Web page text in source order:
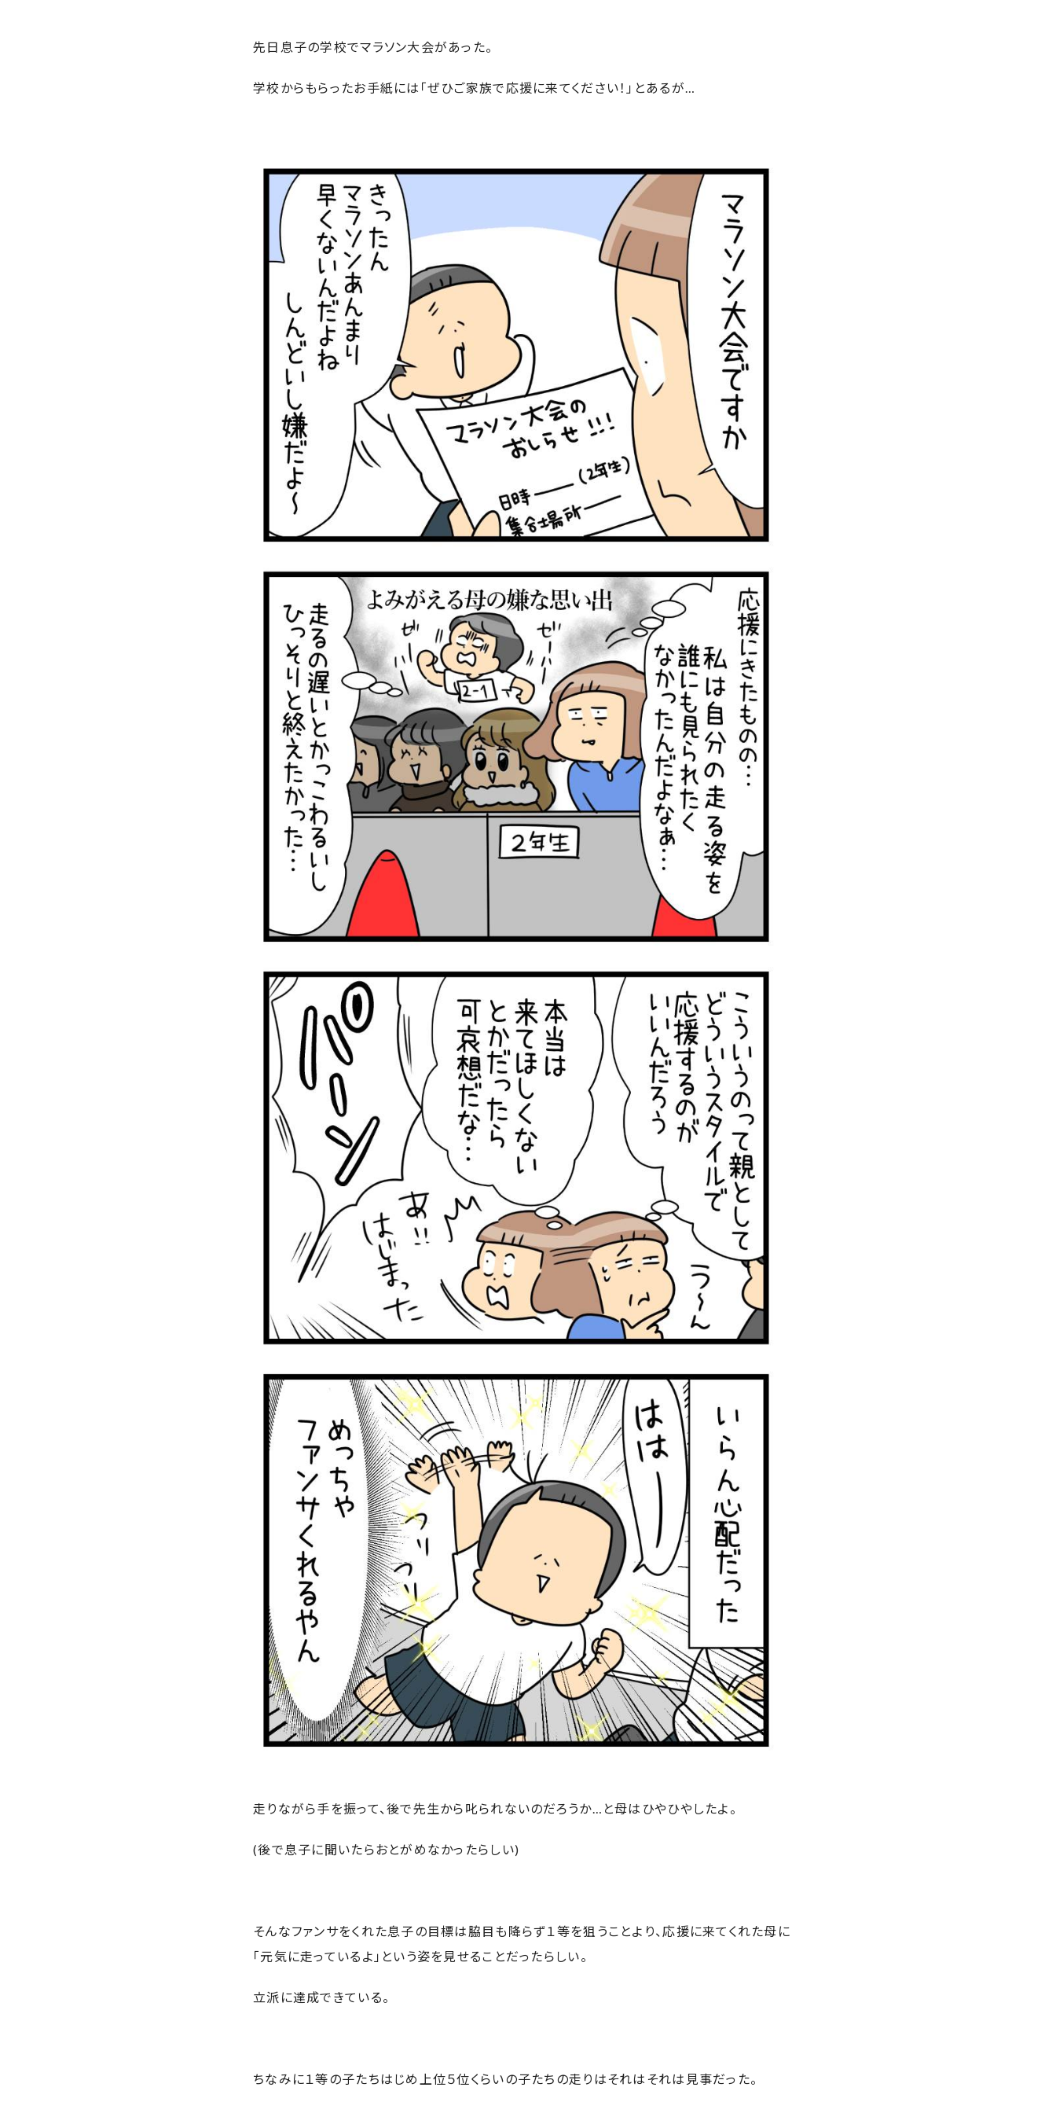
先日息子の学校でマラソン大会があった。
学校からもらったお手紙には「ぜひご家族で応援に来てください！」とあるが…
走りながら手を振って、後で先生から叱られないのだろうか…と母はひやひやしたよ。
(後で息子に聞いたらおとがめなかったらしい)
そんなファンサをくれた息子の目標は脇目も降らず１等を狙うことより、応援に来てくれた母に
「元気に走っているよ」という姿を見せることだったらしい。
立派に達成できている。
ちなみに１等の子たちはじめ上位５位くらいの子たちの走りはそれはそれは見事だった。